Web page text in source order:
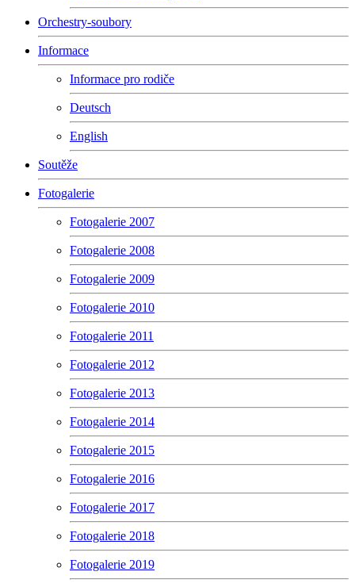
Orchestry-soubory
Informace
Informace pro rodiče
Deutsch
English
Soutěže
Fotogalerie
Fotogalerie 2007
Fotogalerie 2008
Fotogalerie 2009
Fotogalerie 2010
Fotogalerie 2011
Fotogalerie 2012
Fotogalerie 2013
Fotogalerie 2014
Fotogalerie 2015
Fotogalerie 2016
Fotogalerie 2017
Fotogalerie 2018
Fotogalerie 2019